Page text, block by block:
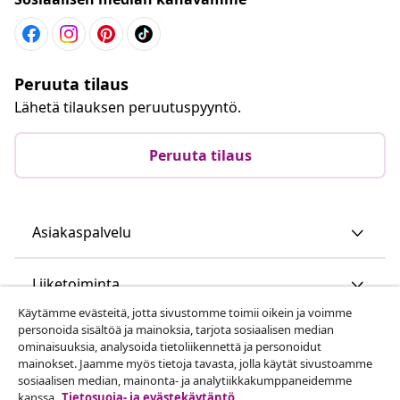
Peruuta tilaus
Lähetä tilauksen peruutuspyyntö.
Peruuta tilaus
Asiakaspalvelu
Liiketoiminta
vidaXL
Löydä lisää
Käytämme evästeitä, jotta sivustomme toimii oikein ja voimme
personoida sisältöä ja mainoksia, tarjota sosiaalisen median
ominaisuuksia, analysoida tietoliikennettä ja personoidut
mainokset. Jaamme myös tietoja tavasta, jolla käytät sivustoamme
sosiaalisen median, mainonta- ja analytiikkakumppaneidemme